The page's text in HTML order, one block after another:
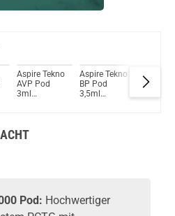
BVC NS Coils 5er Pack
sparen?
750mAh Pod System Kit Blau
Aspire Tekno
AVP Pod
3ml
Aspire Tekno
BP Pod
3,5ml
WYE
Pod: Hochwertiger